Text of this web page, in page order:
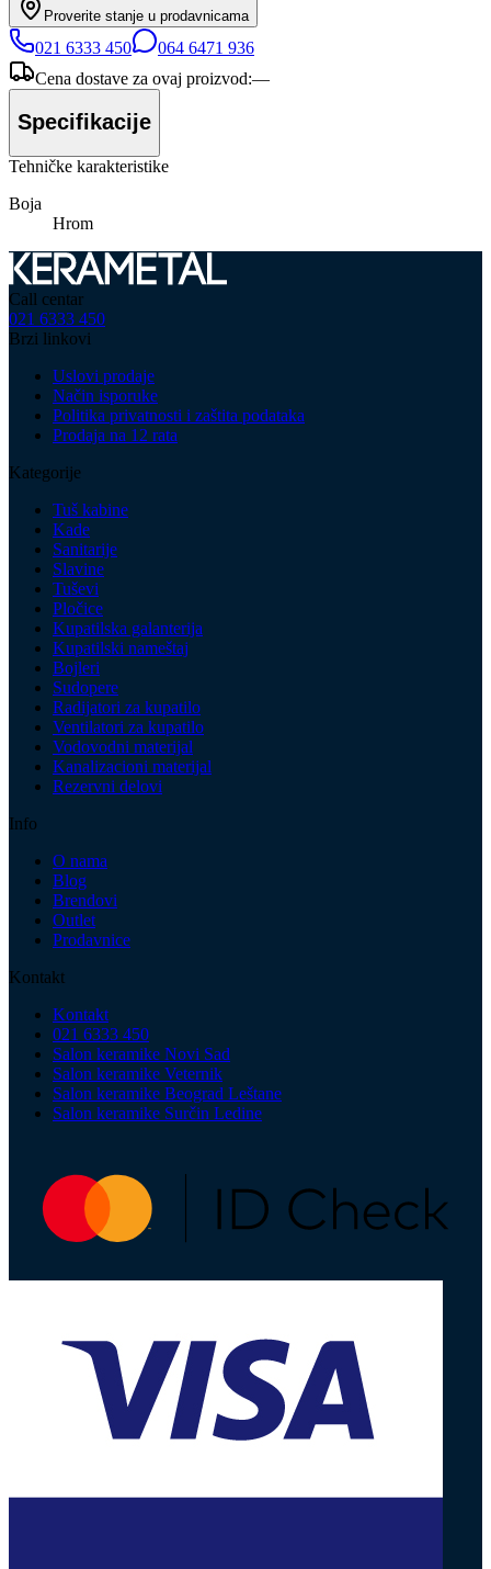
Proverite stanje u prodavnicama
021 6333 450
064 6471 936
Cena dostave za ovaj proizvod:—
Specifikacije
Tehničke karakteristike
Boja
Hrom
Call centar
021 6333 450
Brzi linkovi
Uslovi prodaje
Način isporuke
Politika privatnosti i zaštita podataka
Prodaja na 12 rata
Kategorije
Tuš kabine
Kade
Sanitarije
Slavine
Tuševi
Pločice
Kupatilska galanterija
Kupatilski nameštaj
Bojleri
Sudopere
Radijatori za kupatilo
Ventilatori za kupatilo
Vodovodni materijal
Kanalizacioni materijal
Rezervni delovi
Info
O nama
Blog
Brendovi
Outlet
Prodavnice
Kontakt
Kontakt
021 6333 450
Salon keramike Novi Sad
Salon keramike Veternik
Salon keramike Beograd Leštane
Salon keramike Surčin Ledine